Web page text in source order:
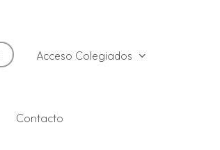
Acceso Colegiados
Contacto